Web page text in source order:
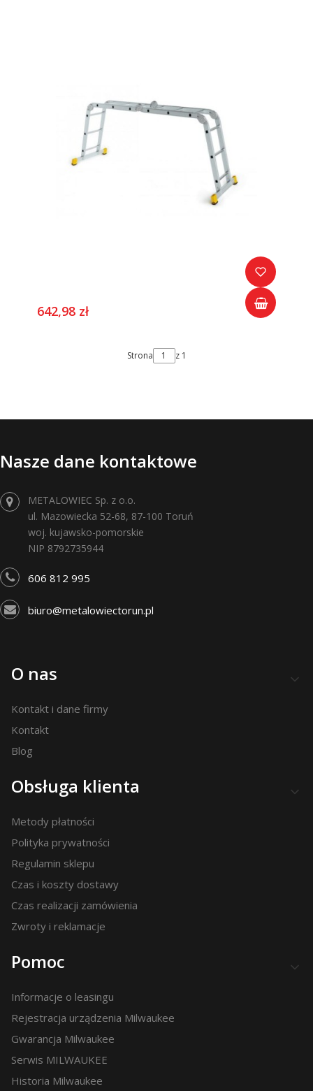
642,98 zł
Strona z 1
Nasze dane kontaktowe
606 812 995
biuro@metalowiectorun.pl
METALOWIEC Sp. z o.o.
ul. Mazowiecka 52-68, 87-100 Toruń
woj. kujawsko-pomorskie
NIP 8792735944
Linki w stopce
O nas
Kontakt i dane firmy
Kontakt
Blog
Obsługa klienta
Metody płatności
Polityka prywatności
Regulamin sklepu
Czas i koszty dostawy
Czas realizacji zamówienia
Zwroty i reklamacje
Pomoc
Informacje o leasingu
Rejestracja urządzenia Milwaukee
Gwarancja Milwaukee
Serwis MILWAUKEE
Historia Milwaukee